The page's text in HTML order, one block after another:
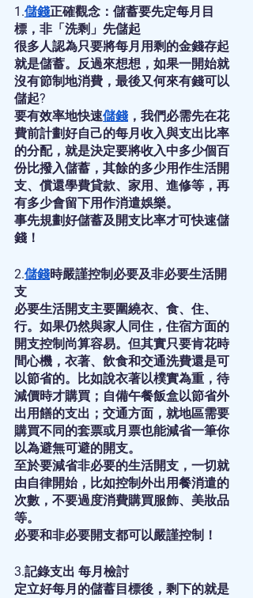
1.儲錢正確觀念：儲蓄要先定每月目
標，非「洗剩」先儲起
很多人認為只要將每月用剩的金錢存起
就是儲蓄。反過來想想，如果一開始就
沒有節制地消費，最後又何來有錢可以
儲起?
要有效率地快速儲錢 ，我們必需先在花
費前計劃好自己的每月收入與支出比率
的分配，就是決定要將收入中多少個百
份比撥入儲蓄，其餘的多少用作生活開
支、償還學費貸款、家用、進修等，再
有多少會留下用作消遣娛樂。
事先規劃好儲蓄及開支比率才可快速儲
錢！
2.儲錢時嚴謹控制必要及非必要生活開
支
必要生活開支主要圍繞衣、食、住、
行。如果仍然與家人同住，住宿方面的
開支控制尚算容易。但其實只要肯花時
間心機，衣著、飲食和交通洗費還是可
以節省的。比如說衣著以樸實為重，待
減價時才購買；自備午餐飯盒以節省外
出用饍的支出；交通方面，就地區需要
購買不同的套票或月票也能減省一筆你
以為避無可避的開支。
至於要減省非必要的生活開支，一切就
由自律開始，比如控制外出用餐消遣的
次數，不要過度消費購買服飾、美妝品
等。
必要和非必要開支都可以嚴謹控制！
3.記錄支出 每月檢討
定立好每月的儲蓄目標後，剩下的就是